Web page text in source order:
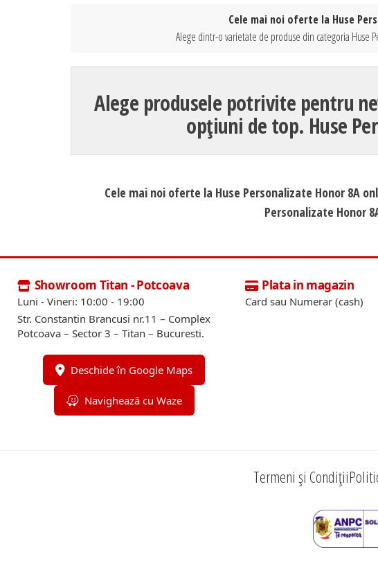
Cele mai noi oferte la Huse
Alege dintr-o varietate de produse din categoria Huse
Alege produsele potrivite pentru
opțiuni de top. Huse
Cele mai noi oferte la Huse Personalizate Honor 8A
Personalizate Honor
Showroom Titan - Potcoava
Luni - Vineri: 10:00 - 19:00
Str. Constantin Brancusi nr.11 – Complex
Potcoava – Sector 3 – Titan – Bucuresti.
Deschide în Google Maps
Navighează cu Waze
Plata in magazin
Card sau Numerar (cash)
Termeni și Condiții